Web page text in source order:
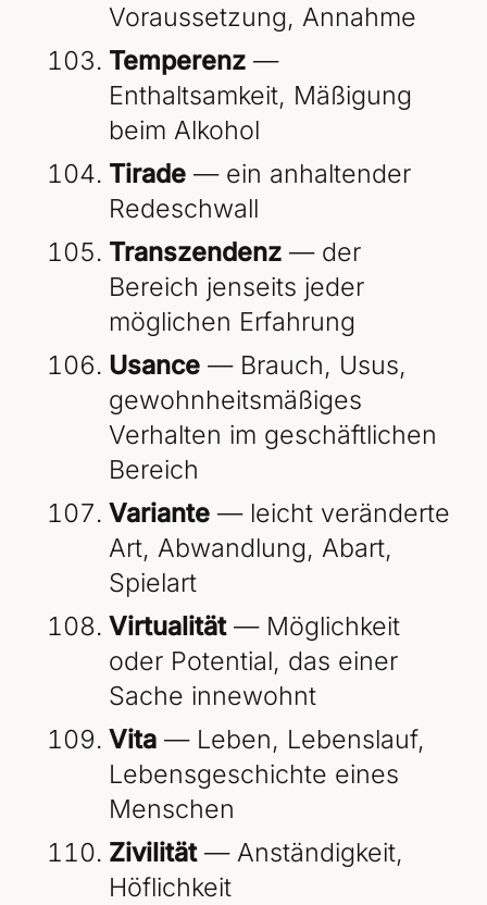
Voraussetzung, Annahme
Temperenz—
Enthaltsamkeit, Mäßigung
beim Alkohol
Tirade— ein anhaltender
Redeschwall
Transzendenz— der
Bereich jenseits jeder
möglichen Erfahrung
Usance— Brauch, Usus,
gewohnheitsmäßiges
Verhalten im geschäftlichen
Bereich
Variante— leicht veränderte
Art, Abwandlung, Abart,
Spielart
Virtualität— Möglichkeit
oder Potential, das einer
Sache innewohnt
Vita— Leben, Lebenslauf,
Lebensgeschichte eines
Menschen
Zivilität— Anständigkeit,
Höflichkeit